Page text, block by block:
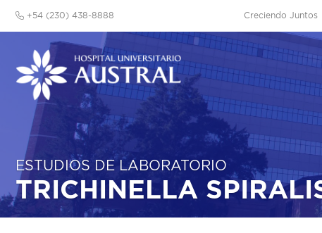
Creciendo Juntos
+54 (230) 438-8888
ESTUDIOS DE LABORATORIO
TRICHINELLA